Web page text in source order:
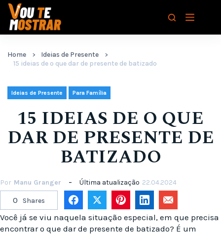
Pular
para
Home
Ideias de Presente
15 ideias de o que dar de presente de batizado
Ideias de Presente Para Família
15 IDEIAS DE O QUE
DAR DE PRESENTE DE
BATIZADO
Por Manu Granger Última atualização 22.04.2024
0 Shares
Você já se viu naquela situação especial, em que precisa
encontrar o que dar de presente de batizado? É um